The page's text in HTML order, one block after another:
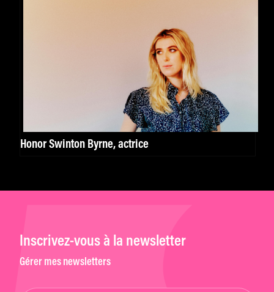
Honor Swinton Byrne, actrice
Inscrivez-vous à la newsletter
Gérer mes newsletters